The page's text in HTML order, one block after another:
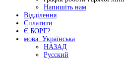
Напишіть нам
Відділення
Сплатити
Є БОРГ?
мова: Українська
НАЗАД
Русский